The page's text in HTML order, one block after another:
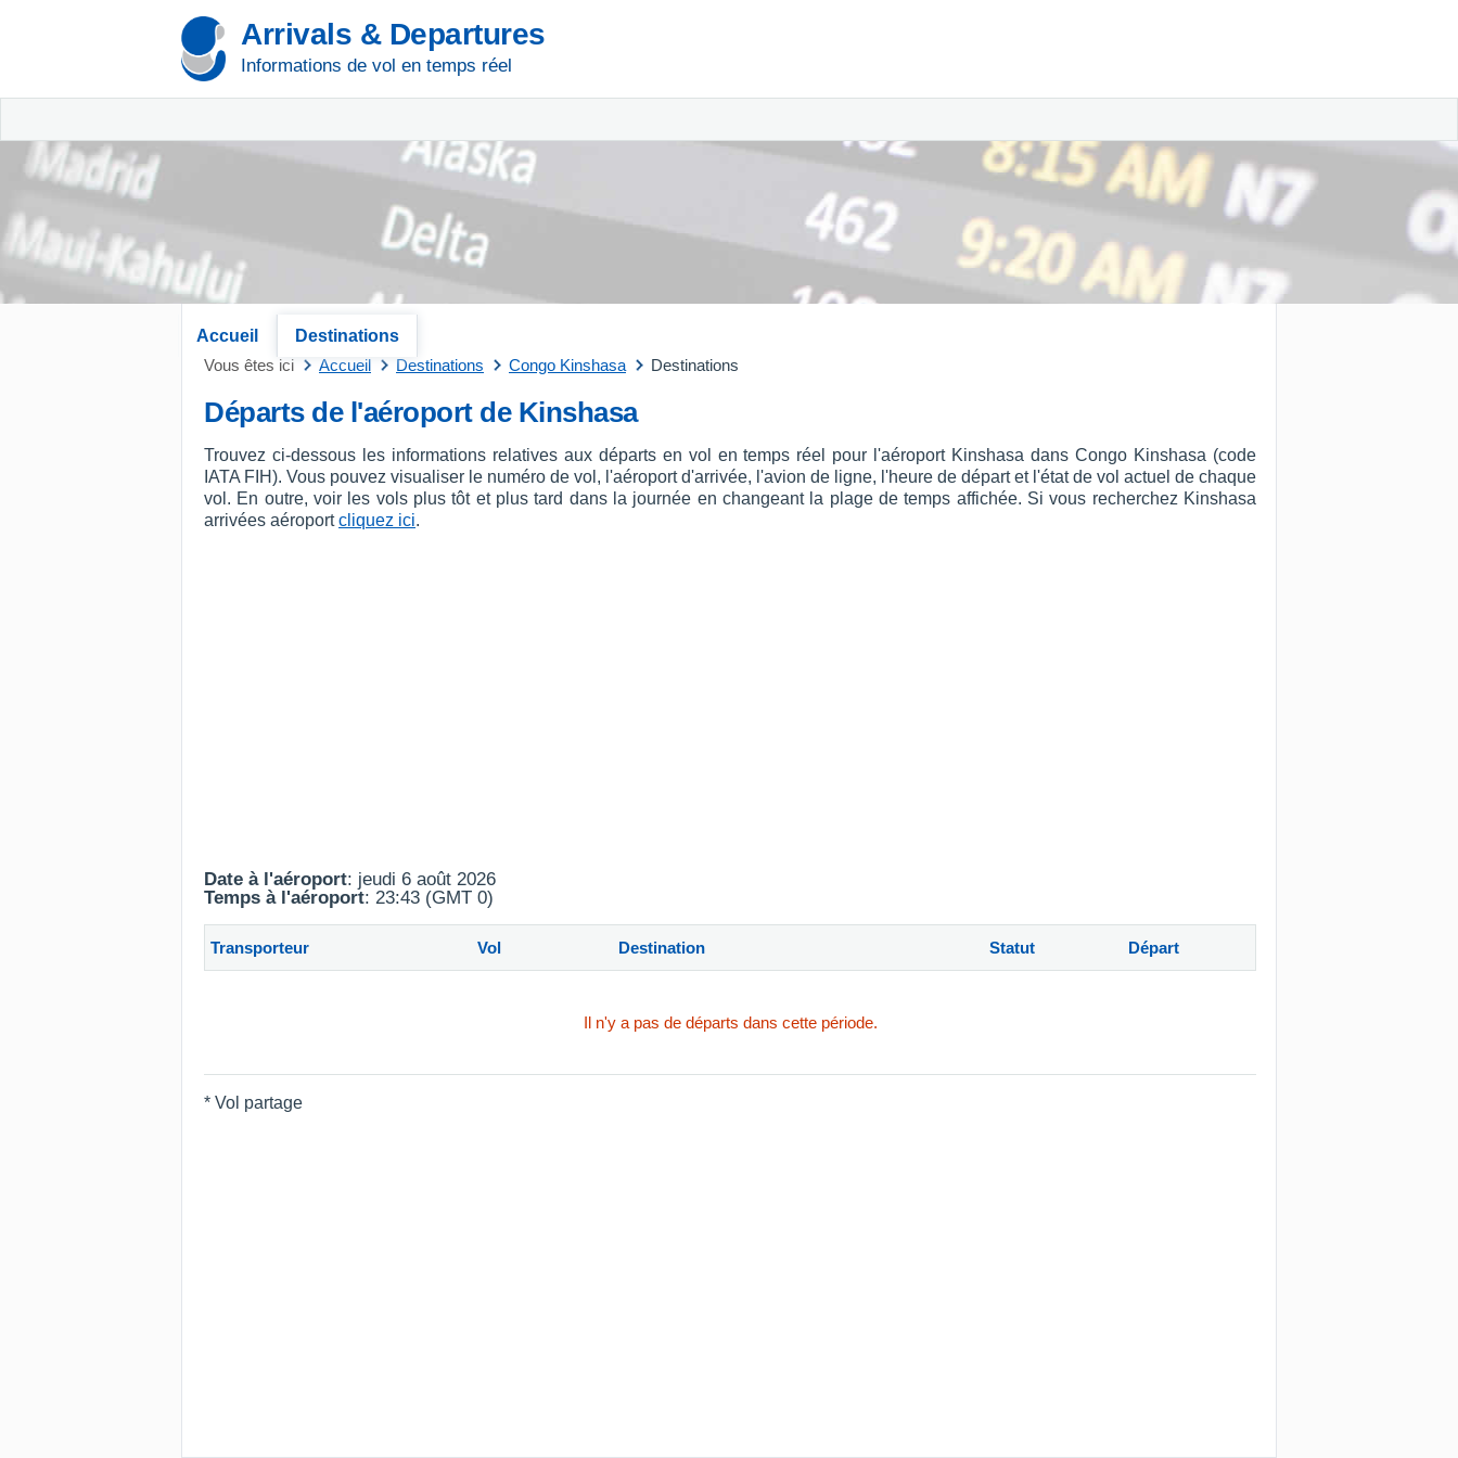
Arrivals & Departures
Informations de vol en temps réel
Accueil
Destinations
Vous êtes ici
Accueil Destinations Congo Kinshasa Destinations
Départs de l'aéroport de Kinshasa
Trouvez ci-dessous les informations relatives aux départs en vol en temps réel pour l'aéroport Kinshasa dans Congo Kinshasa (code
IATA FIH). Vous pouvez visualiser le numéro de vol, l'aéroport d'arrivée, l'avion de ligne, l'heure de départ et l'état de vol actuel de chaque
vol. En outre, voir les vols plus tôt et plus tard dans la journée en changeant la plage de temps affichée. Si vous recherchez Kinshasa
arrivées aéroportcliquez ici.
Date à l'aéroport: jeudi 6 août 2026
Temps à l'aéroport: 23:43 (GMT 0)
Transporteur Vol Destination Statut Départ
Il n'y a pas de départs dans cette période.
* Vol partage